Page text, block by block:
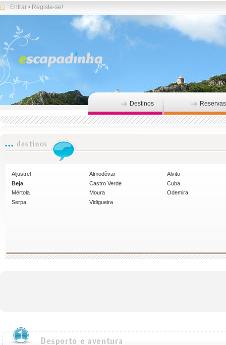
Entrar • Registe-se!
Destinos Reservas
Aljustrel Almodôvar
Alvito
Beja
Castro Verde
Cuba
Mértola
Moura
Odemira
Serpa
Vidigueira